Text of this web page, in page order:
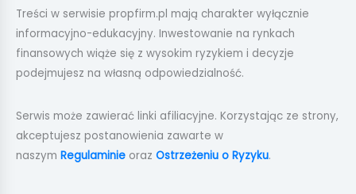
Treści w serwisie propfirm.pl mają charakter wyłącznie
informacyjno-edukacyjny. Inwestowanie na rynkach
finansowych wiąże się z wysokim ryzykiem i decyzje
podejmujesz na własną odpowiedzialność.
Serwis może zawierać linki afiliacyjne. Korzystając ze strony,
akceptujesz postanowienia zawarte w
naszym Regulaminie oraz Ostrzeżeniu o Ryzyku.